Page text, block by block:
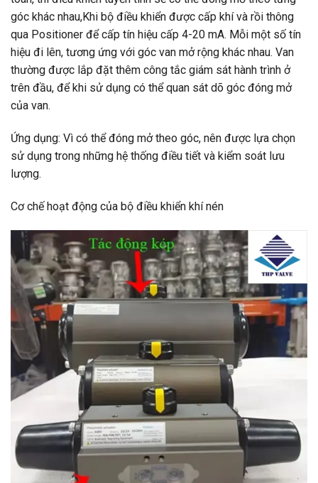
góc khác nhau,Khi bộ điều khiển được cấp khí và rồi thông
qua Positioner để cấp tín hiệu cấp 4-20 mA. Mỗi một số tín
hiệu đi lên, tương ứng với góc van mở rộng khác nhau. Van
thường được lắp đặt thêm công tắc giám sát hành trình ở
trên đầu, để khi sử dụng có thể quan sát dõ góc đóng mở
của van.
Ứng dụng: Vì có thể đóng mở theo góc, nên được lựa chọn
sử dụng trong những hệ thống điều tiết và kiểm soát lưu
lượng.
Cơ chế hoạt động của bộ điều khiển khí nén